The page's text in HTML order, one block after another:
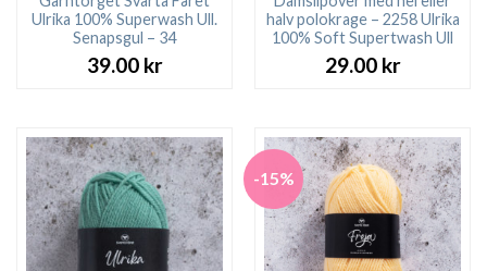
Ulrika 100% Superwash Ull.
Senapsgul – 34
39.00 kr
halv polokrage – 2258 Ulrika
100% Soft Supertwash Ull
29.00 kr
-15%